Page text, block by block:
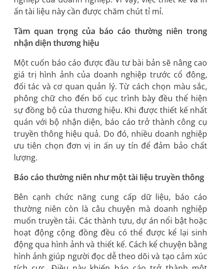
ấn tài liệu này cần được chăm chút tỉ mỉ.
Tầm quan trọng của báo cáo thường niên trong
nhận diện thương hiệu
Một cuốn báo cáo được đầu tư bài bản sẽ nâng cao
giá trị hình ảnh của doanh nghiệp trước cổ đông,
đối tác và cơ quan quản lý. Từ cách chọn màu sắc,
phông chữ cho đến bố cục trình bày đều thể hiện
sự đồng bộ của thương hiệu. Khi được thiết kế nhất
quán với bộ nhận diện, báo cáo trở thành công cụ
truyền thông hiệu quả. Do đó, nhiều doanh nghiệp
ưu tiên chọn đơn vị in ấn uy tín để đảm bảo chất
lượng.
Báo cáo thường niên như một tài liệu truyền thông
Bên cạnh chức năng cung cấp dữ liệu, báo cáo
thường niên còn là câu chuyện mà doanh nghiệp
muốn truyền tải. Các thành tựu, dự án nổi bật hoặc
hoạt động cộng đồng đều có thể được kể lại sinh
động qua hình ảnh và thiết kế. Cách kể chuyện bằng
hình ảnh giúp người đọc dễ theo dõi và tạo cảm xúc